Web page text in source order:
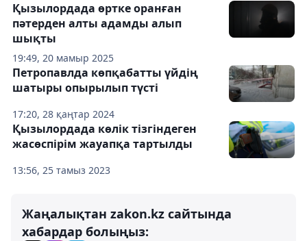
19:49, 20 мамыр 2025
Қызылордада өртке оранған
пәтерден алты адамды алып
шықты
17:20, 28 қаңтар 2024
Петропавлда көпқабатты үйдің
шатыры опырылып түсті
13:56, 25 тамыз 2023
Қызылордада көлік тізгіндеген
жасөспірім жауапқа тартылды
Жаңалықтан zakon.kz сайтында
хабардар болыңыз: